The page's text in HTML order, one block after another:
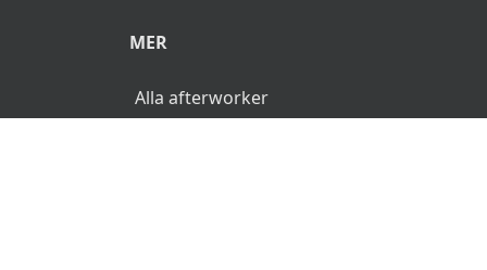
MER
Alla afterworker